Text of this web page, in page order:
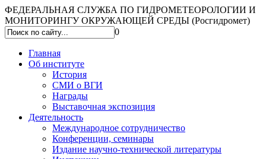
ФЕДЕРАЛЬНАЯ СЛУЖБА ПО ГИДРОМЕТЕОРОЛОГИИ И
МОНИТОРИНГУ ОКРУЖАЮЩЕЙ СРЕДЫ (Росгидромет)
0
Главная
Об институте
История
СМИ о ВГИ
Награды
Выставочная экспозиция
Деятельность
Международное сотрудничество
Конференции, семинары
Издание научно-технической литературы